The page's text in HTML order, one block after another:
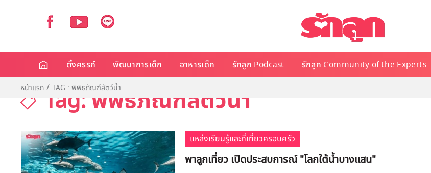
ตั้งครรภ์ พัฒนาการเด็ก อาหารเด็ก รักลูก Podcast รักลูก Community of the Experts
หน้าแรก TAG : พิพิธภัณฑ์สัตว์น้ำ
Tag: พิพิธภัณฑ์สัตว์น้ำ
แหล่งเรียนรู้และที่เที่ยวครอบครัว
พาลูกเที่ยว เปิดประสบการณ์ "โลกใต้น้ำบางแสน"